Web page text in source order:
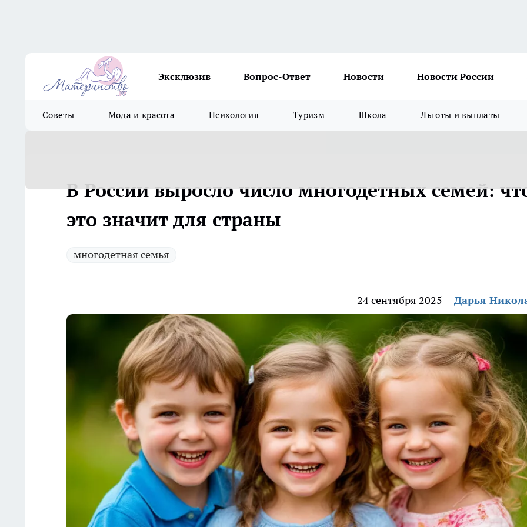
Эксклюзив Вопрос-Ответ Новости Новости России
Советы Мода и красота Психология Туризм Школа Льготы и выплаты
В России выросло число многодетных семей:
это значит для страны
многодетная семья
24 сентября 2025 Дарья